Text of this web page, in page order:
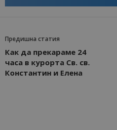
Предишна статия
Как да прекараме 24
часа в курорта Св. св.
Константин и Елена